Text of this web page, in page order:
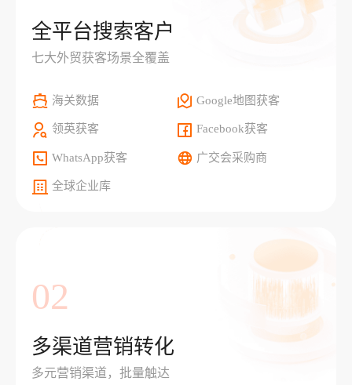
全平台搜索客户
七大外贸获客场景全覆盖
海关数据 Google地图获客
领英获客 Facebook获客
WhatsApp获客 广交会采购商
全球企业库
02
多渠道营销转化
多元营销渠道，批量触达